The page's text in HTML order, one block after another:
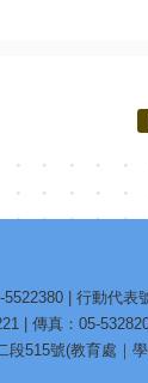
| 行動代表
| 傳真：05-
段515號(教育處｜